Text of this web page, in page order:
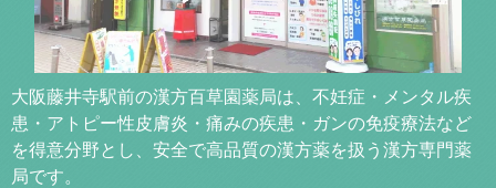
大阪藤井寺駅前の漢方百草園薬局は、不妊症・メンタル疾
患・アトピー性皮膚炎・痛みの疾患・ガンの免疫療法など
を得意分野とし、安全で高品質の漢方薬を扱う漢方専門薬
局です。